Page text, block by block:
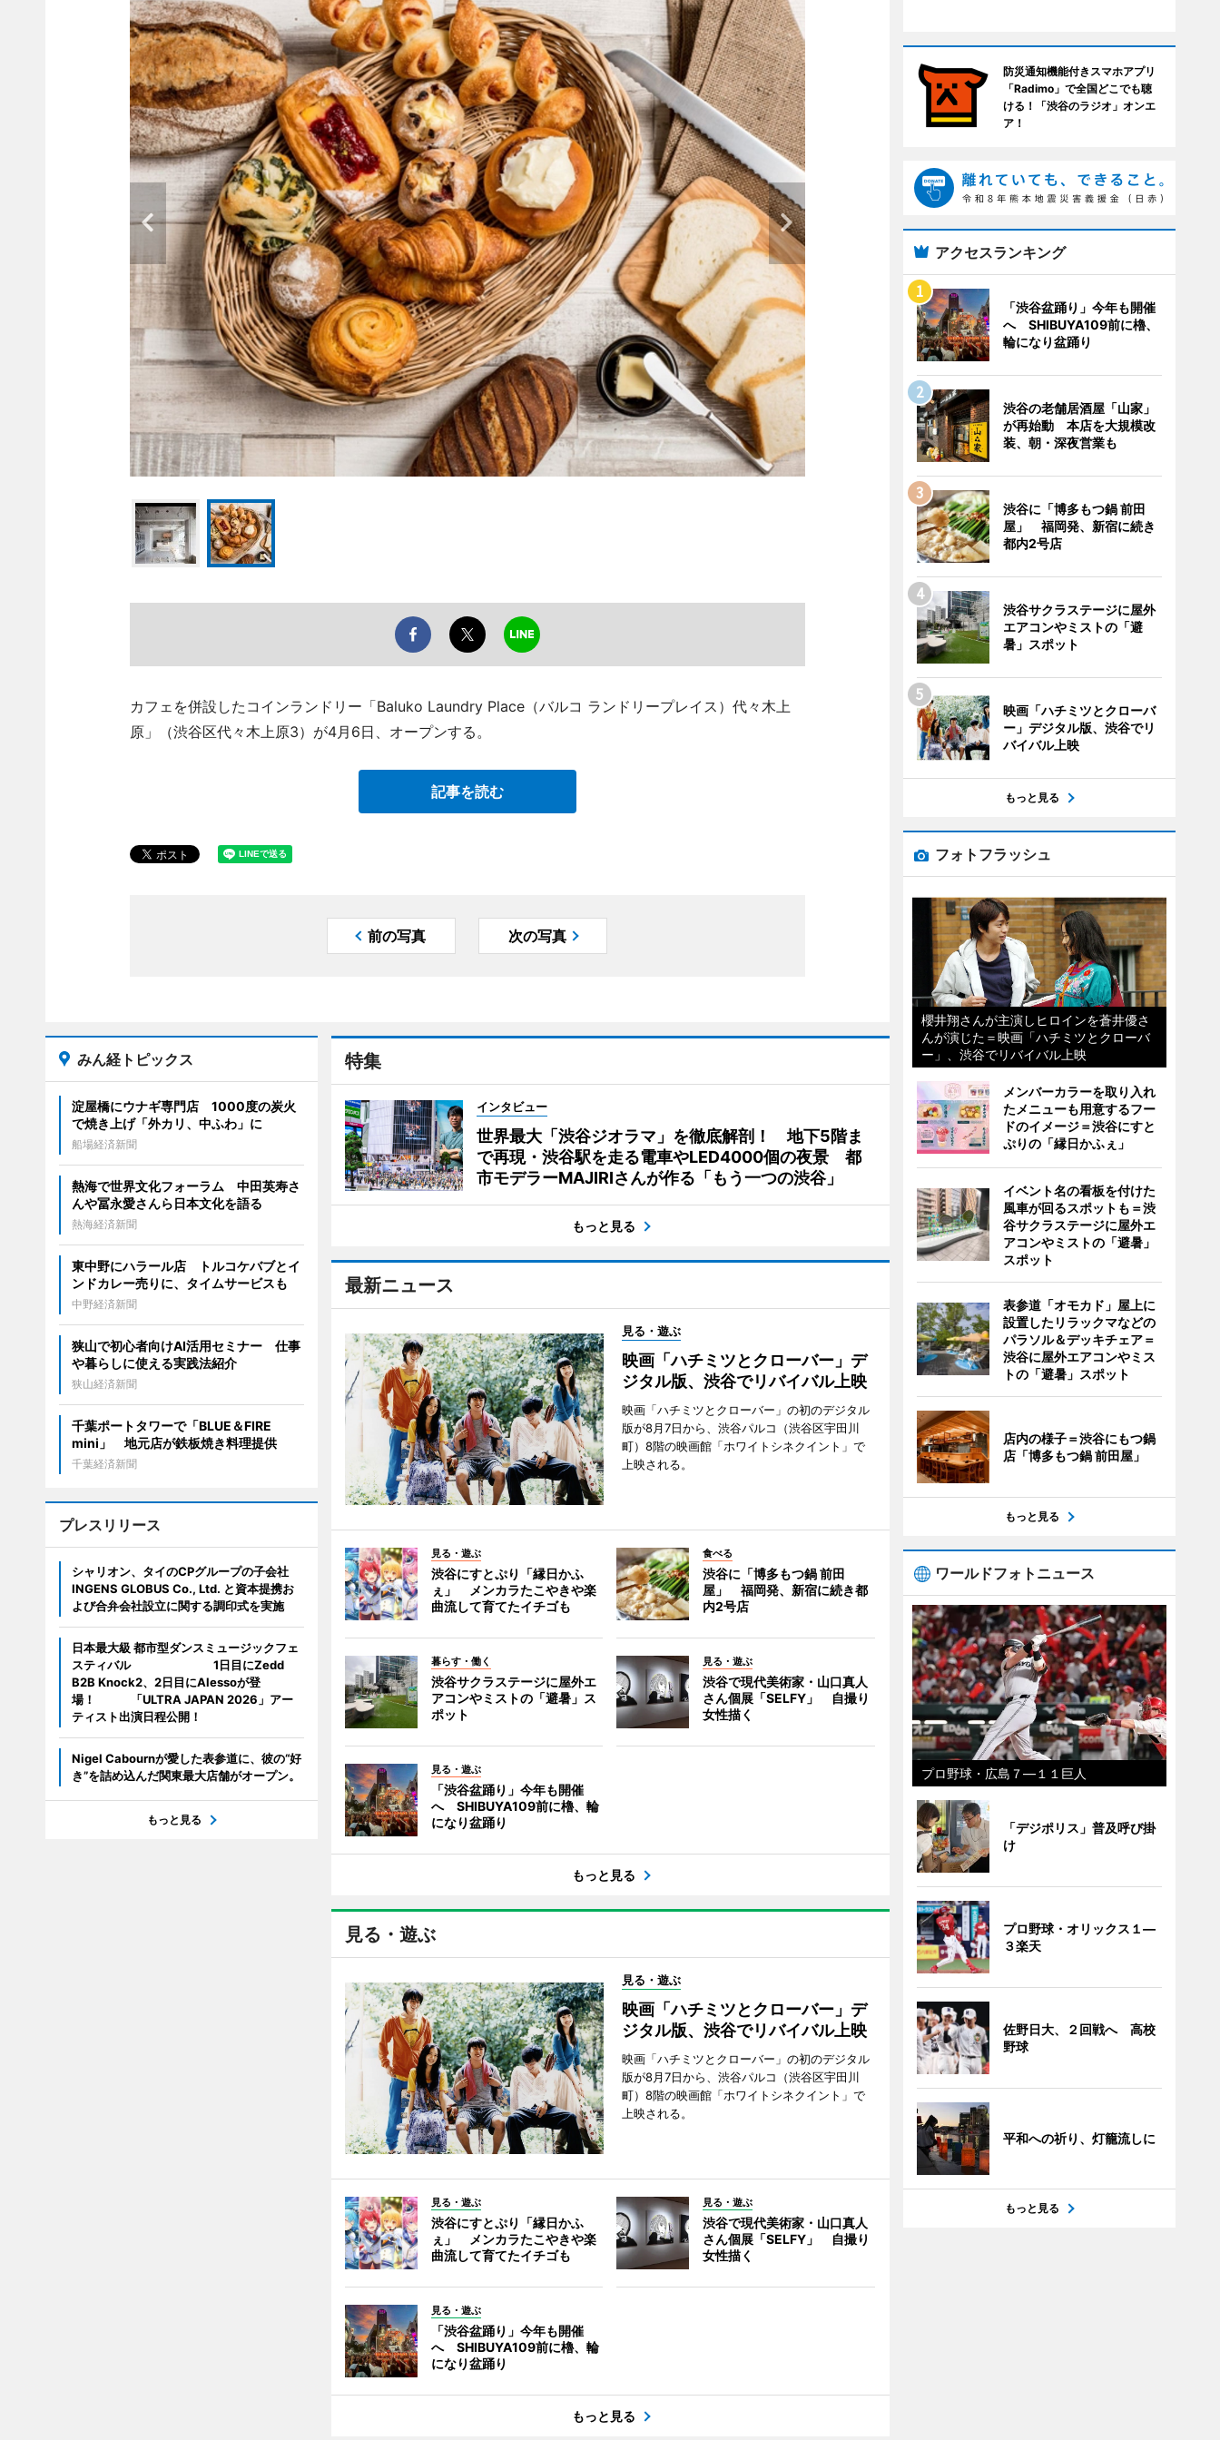
カフェを併設したコインランドリー「Baluko Laundry Place（バルコ ランドリープレイス）代々木上
原」（渋谷区代々木上原3）が4月6日、オープンする。
記事を読む
前の写真 次の写真
特集
インタビュー
世界最大「渋谷ジオラマ」を徹底解剖！ 地下5階ま
で再現・渋谷駅を走る電車やLED4000個の夜景 都
市モデラーMAJIRIさんが作る「もう一つの渋谷」
もっと見る
最新ニュース
見る・遊ぶ
映画「ハチミツとクローバー」デ
ジタル版、渋谷でリバイバル上映
映画「ハチミツとクローバー」の初のデジタル
版が8月7日から、渋谷パルコ（渋谷区宇田川
町）8階の映画館「ホワイトシネクイント」で
上映される。
見る・遊ぶ
渋谷にすとぷり「縁日かふ
ぇ」 メンカラたこやきや楽
曲流して育てたイチゴも
食べる
渋谷に「博多もつ鍋 前田
屋」 福岡発、新宿に続き都
内2号店
暮らす・働く
渋谷サクラステージに屋外エ
アコンやミストの「避暑」ス
ポット
見る・遊ぶ
渋谷で現代美術家・山口真人
さん個展「SELFY」 自撮り
女性描く
見る・遊ぶ
「渋谷盆踊り」今年も開催
へ SHIBUYA109前に櫓、輪
になり盆踊り
もっと見る
見る・遊ぶ
見る・遊ぶ
映画「ハチミツとクローバー」デ
ジタル版、渋谷でリバイバル上映
映画「ハチミツとクローバー」の初のデジタル
版が8月7日から、渋谷パルコ（渋谷区宇田川
町）8階の映画館「ホワイトシネクイント」で
上映される。
見る・遊ぶ
渋谷にすとぷり「縁日かふ
ぇ」 メンカラたこやきや楽
曲流して育てたイチゴも
見る・遊ぶ
渋谷で現代美術家・山口真人
さん個展「SELFY」 自撮り
女性描く
見る・遊ぶ
「渋谷盆踊り」今年も開催
へ SHIBUYA109前に櫓、輪
になり盆踊り
もっと見る
みん経トピックス
淀屋橋にウナギ専門店 1000度の炭火
で焼き上げ「外カリ、中ふわ」に
船場経済新聞
熱海で世界文化フォーラム 中田英寿さ
んや冨永愛さんら日本文化を語る
熱海経済新聞
東中野にハラール店 トルコケバブとイ
ンドカレー売りに、タイムサービスも
中野経済新聞
狭山で初心者向けAI活用セミナー 仕事
や暮らしに使える実践法紹介
狭山経済新聞
千葉ポートタワーで「BLUE＆FIRE
mini」 地元店が鉄板焼き料理提供
千葉経済新聞
プレスリリース
シャリオン、タイのCPグループの子会社
INGENS GLOBUS Co., Ltd. と資本提携お
よび合弁会社設立に関する調印式を実施
日本最大級 都市型ダンスミュージックフェ
スティバル 1日目にZedd
B2B Knock2、2日目にAlessoが登
場！ 「ULTRA JAPAN 2026」アー
ティスト出演日程公開！
Nigel Cabournが愛した表参道に、彼の“好
き”を詰め込んだ関東最大店舗がオープン。
もっと見る
防災通知機能付きスマホアプリ
「Radimo」で全国どこでも聴
ける！「渋谷のラジオ」オンエ
ア！
アクセスランキング
「渋谷盆踊り」今年も開催
へ SHIBUYA109前に櫓、
輪になり盆踊り
渋谷の老舗居酒屋「山家」
が再始動 本店を大規模改
装、朝・深夜営業も
渋谷に「博多もつ鍋 前田
屋」 福岡発、新宿に続き
都内2号店
渋谷サクラステージに屋外
エアコンやミストの「避
暑」スポット
映画「ハチミツとクローバ
ー」デジタル版、渋谷でリ
バイバル上映
もっと見る
フォトフラッシュ
櫻井翔さんが主演しヒロインを蒼井優さ
んが演じた＝映画「ハチミツとクローバ
ー」、渋谷でリバイバル上映
メンバーカラーを取り入れ
たメニューも用意するフー
ドのイメージ＝渋谷にすと
ぷりの「縁日かふぇ」
イベント名の看板を付けた
風車が回るスポットも＝渋
谷サクラステージに屋外エ
アコンやミストの「避暑」
スポット
表参道「オモカド」屋上に
設置したリラックマなどの
パラソル＆デッキチェア＝
渋谷に屋外エアコンやミス
トの「避暑」スポット
店内の様子＝渋谷にもつ鍋
店「博多もつ鍋 前田屋」
もっと見る
ワールドフォトニュース
プロ野球・広島７―１１巨人
「デジポリス」普及呼び掛
け
プロ野球・オリックス１―
３楽天
佐野日大、２回戦へ 高校
野球
平和への祈り、灯籠流しに
もっと見る